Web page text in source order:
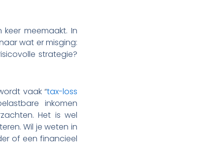
meemaakt. In
wat er misging:
strategie?
vaak “tax-loss
inkomen
Het is wel
Wil je weten in
of een financieel